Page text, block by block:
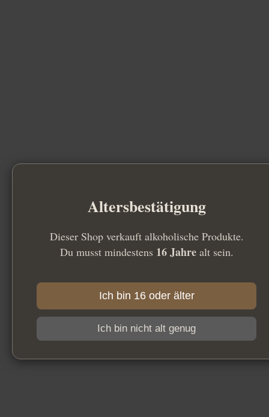
Altersbestätigung
Dieser Shop verkauft alkoholische Produkte.
Du musst mindestens 16 Jahrealt sein.
Ich bin 16 oder älter
Ich bin nicht alt genug